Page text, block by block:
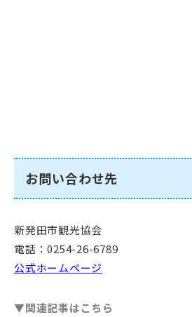
お問い合わせ先
新発田市観光協会
電話：0254-26-6789
公式ホームページ
▼関連記事はこちら